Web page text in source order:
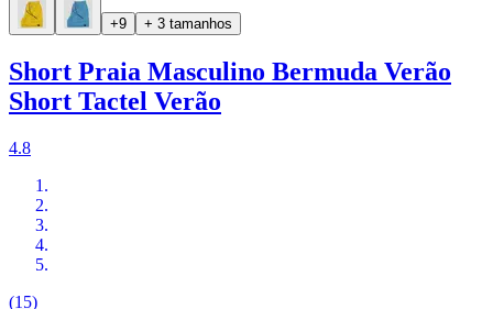
+9 + 3 tamanhos
Short Praia Masculino Bermuda Verão
Short Tactel Verão
4.8
(15)